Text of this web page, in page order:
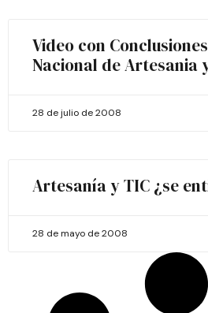
Video con
Nacional de Artesania
28 de julio de 2008
Artesanía y TIC ¿se
28 de mayo de 2008